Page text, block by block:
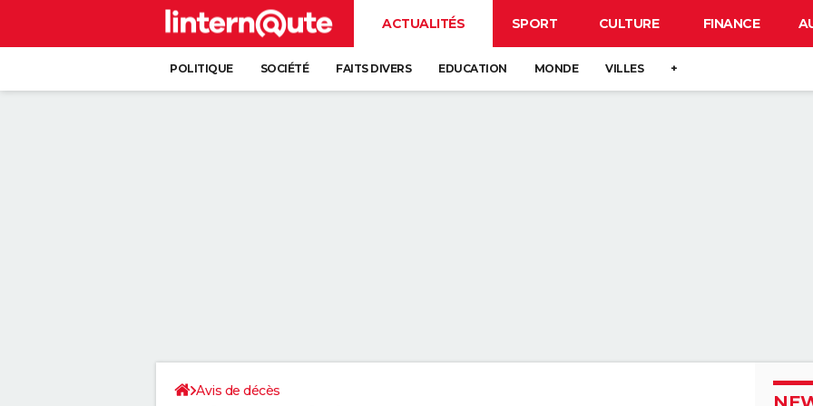
ACTUALITÉS SPORT CULTURE FINANCE
POLITIQUE SOCIÉTÉ FAITS DIVERS EDUCATION MONDE VILLES +
Avis de décès